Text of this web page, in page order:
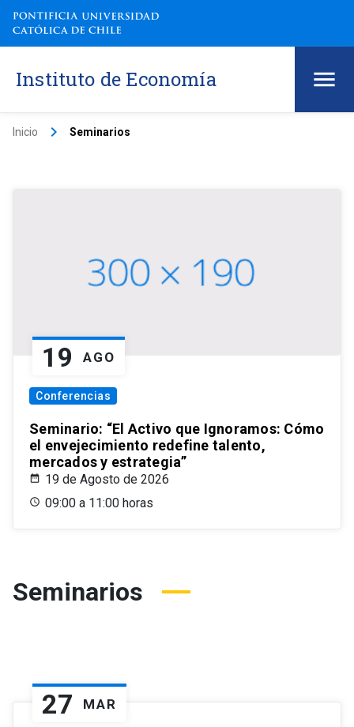
Instituto de Economía
Inicio keyboard_arrow_right Seminarios
19 AGO
Conferencias
Seminario: “El Activo que Ignoramos: Cómo
el envejecimiento redefine talento,
mercados y estrategia”
19 de Agosto de 2026
09:00 a 11:00 horas
Seminarios
27 MAR